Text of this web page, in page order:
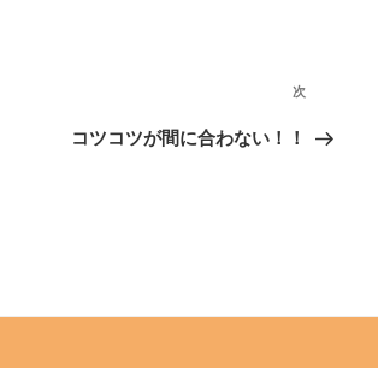
次
コツコツが間に合わない！！